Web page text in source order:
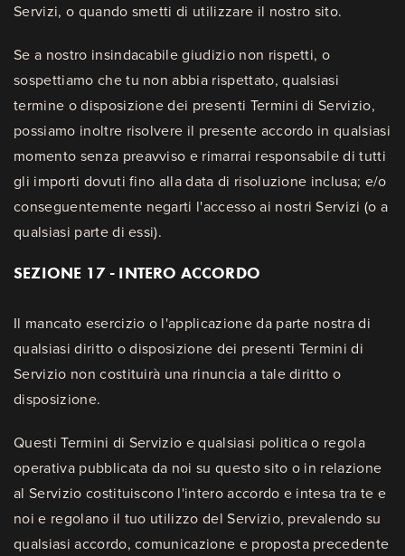
Servizi, o quando smetti di utilizzare il nostro sito.
Se a nostro insindacabile giudizio non rispetti, o
sospettiamo che tu non abbia rispettato, qualsiasi
termine o disposizione dei presenti Termini di Servizio,
possiamo inoltre risolvere il presente accordo in qualsiasi
momento senza preavviso e rimarrai responsabile di tutti
gli importi dovuti fino alla data di risoluzione inclusa; e/o
conseguentemente negarti l'accesso ai nostri Servizi (o a
qualsiasi parte di essi).
SEZIONE 17 - INTERO ACCORDO
Il mancato esercizio o l'applicazione da parte nostra di
qualsiasi diritto o disposizione dei presenti Termini di
Servizio non costituirà una rinuncia a tale diritto o
disposizione.
Questi Termini di Servizio e qualsiasi politica o regola
operativa pubblicata da noi su questo sito o in relazione
al Servizio costituiscono l'intero accordo e intesa tra te e
noi e regolano il tuo utilizzo del Servizio, prevalendo su
qualsiasi accordo, comunicazione e proposta precedente